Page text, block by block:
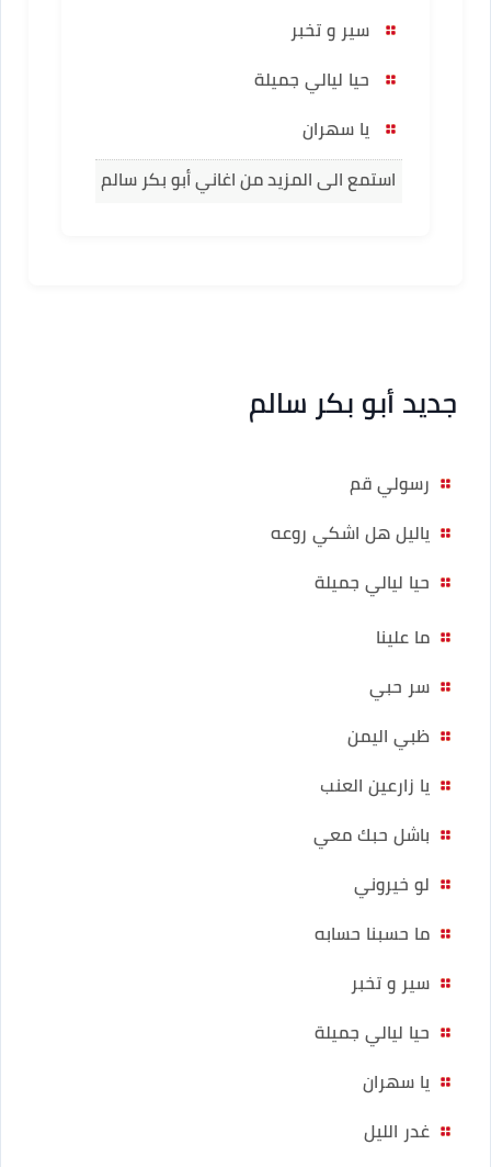
سير و تخبر
حيا ليالي جميلة
يا سهران
استمع الى المزيد من اغاني أبو بكر سالم
جديد أبو بكر سالم
رسولي قم
ياليل هل اشكي روعه
حيا ليالي جميلة
ما علينا
سر حبي
ظبي اليمن
يا زارعين العنب
باشل حبك معي
لو خيروني
ما حسبنا حسابه
سير و تخبر
حيا ليالي جميلة
يا سهران
غدر الليل